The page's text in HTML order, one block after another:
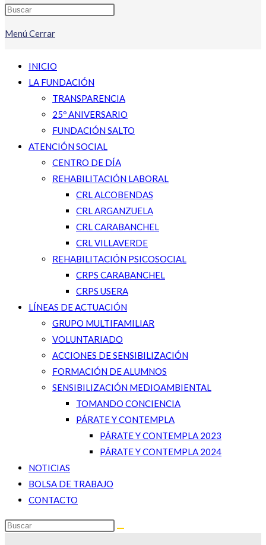
Menú Cerrar
INICIO
LA FUNDACIÓN
TRANSPARENCIA
25º ANIVERSARIO
FUNDACIÓN SALTO
ATENCIÓN SOCIAL
CENTRO DE DÍA
REHABILITACIÓN LABORAL
CRL ALCOBENDAS
CRL ARGANZUELA
CRL CARABANCHEL
CRL VILLAVERDE
REHABILITACIÓN PSICOSOCIAL
CRPS CARABANCHEL
CRPS USERA
LÍNEAS DE ACTUACIÓN
GRUPO MULTIFAMILIAR
VOLUNTARIADO
ACCIONES DE SENSIBILIZACIÓN
FORMACIÓN DE ALUMNOS
SENSIBILIZACIÓN MEDIOAMBIENTAL
TOMANDO CONCIENCIA
PÁRATE Y CONTEMPLA
PÁRATE Y CONTEMPLA 2023
PÁRATE Y CONTEMPLA 2024
NOTICIAS
BOLSA DE TRABAJO
CONTACTO